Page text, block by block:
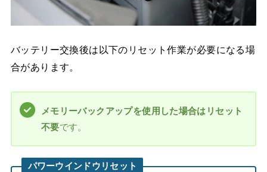
バッテリー交換後は以下のリセット作業が必要になる場
合があります。
メモリーバックアップを使用した場合はリセット
不要です。
パワーウインドウリセット